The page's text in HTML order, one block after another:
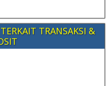
TRANSAKSI &